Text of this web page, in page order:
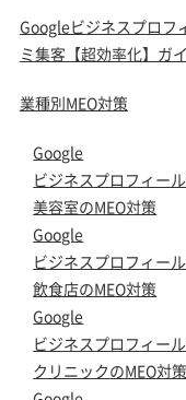
Googleビジネスプロフ
ミ集客【超効率化】ガ
業種別MEO対策
Google
ビジネスプロフィー
美容室のMEO対策
Google
ビジネスプロフィー
飲食店のMEO対策
Google
ビジネスプロフィー
クリニックのMEO対策